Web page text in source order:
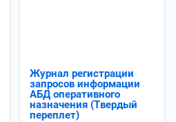
Журнал регистрации
запросов информации
АБД оперативного
назначения (Твердый
переплет)